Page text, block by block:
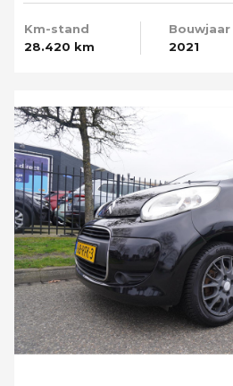
Km-stand
28.420 km
Bouwjaar
2021